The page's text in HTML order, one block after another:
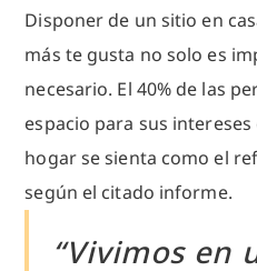
Disponer de un sitio en
más te gusta no solo es
necesario. El 40% de las
espacio para sus
hogar se sienta como el
según el citado informe.
“Vivimos en